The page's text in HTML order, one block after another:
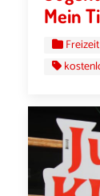
Mein
Freizeit